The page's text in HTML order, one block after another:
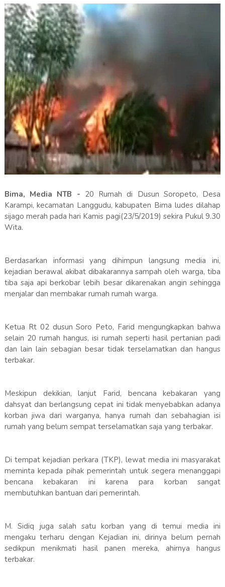
Bima, Media NTB - 20 Rumah di Dusun Soropeto, Desa
Karampi, kecamatan Langgudu, kabupaten Bima ludes dilahap
sijago merah pada hari Kamis pagi(23/5/2019) sekira Pukul 9.30
Wita.
Berdasarkan informasi yang dihimpun langsung media ini,
kejadian berawal akibat dibakarannya sampah oleh warga, tiba
tiba saja api berkobar lebih besar dikarenakan angin sehingga
menjalar dan membakar rumah rumah warga.
Ketua Rt 02 dusun Soro Peto, Farid mengungkapkan bahwa
selain 20 rumah hangus, isi rumah seperti hasil pertanian padi
dan lain lain sebagian besar tidak terselamatkan dan hangus
terbakar.
Meskipun dekikian, lanjut Farid, bencana kebakaran yang
dahsyat dan berlangsung cepat ini tidak menyebabkan adanya
korban jiwa dari warganya, hanya rumah dan sebahagian isi
rumah yang belum sempat terselamatkan saja yang terbakar.
Di tempat kejadian perkara (TKP), lewat media ini masyarakat
meminta kepada pihak pemerintah untuk segera menanggapi
bencana kebakaran ini karena para korban sangat
membutuhkan bantuan dari pemerintah.
M. Sidiq juga salah satu korban yang di temui media ini
mengaku terharu dengan Kejadian ini, dirinya belum pernah
sedikpun menikmati hasil panen mereka, ahirnya hangus
terbakar.